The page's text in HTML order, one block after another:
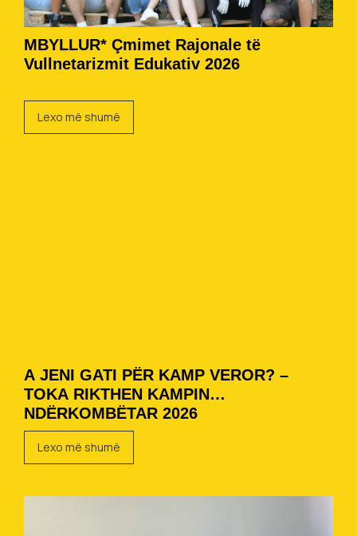
MBYLLUR* Çmimet Rajonale të
Vullnetarizmit Edukativ 2026
Lexo më shumë
A JENI GATI PËR KAMP VEROR? –
TOKA RIKTHEN KAMPIN
NDËRKOMBËTAR 2026
Lexo më shumë